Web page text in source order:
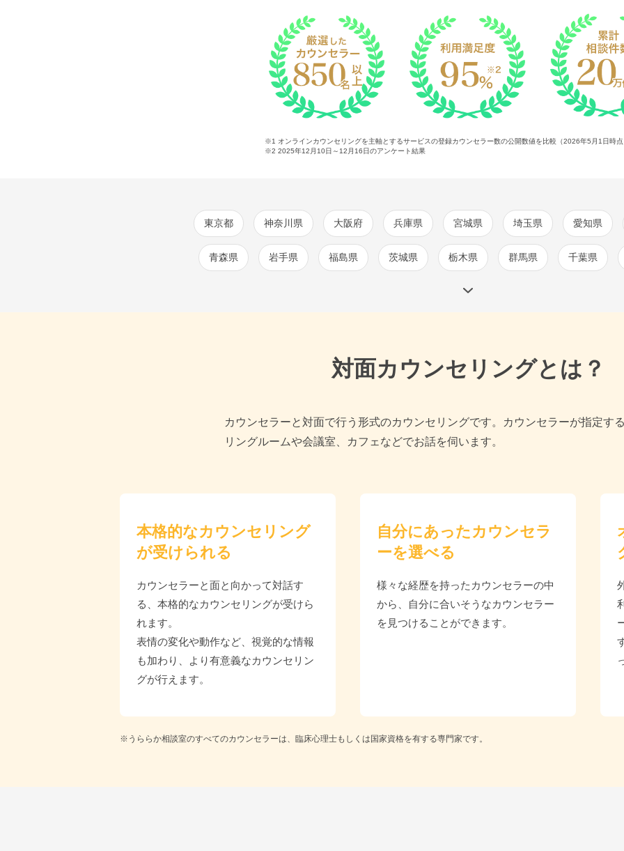
※1 オンラインカウンセリングを主軸とするサービスの登録カウンセラー数の公開数値を比較（2026年5月1日時
※2 2025年12月10日～12月16日のアンケート結果
東京都 神奈川県 大阪府 兵庫県 宮城県 埼玉県 愛知県
青森県 岩手県 福島県 茨城県 栃木県 群馬県 千葉県
対面カウンセリングとは？
カウンセラーと対面で行う形式のカウンセリングです。カウンセラーが指定す
リングルームや会議室、カフェなどでお話を伺います。
本格的なカウンセリング
が受けられる
カウンセラーと面と向かって対話す
る、本格的なカウンセリングが受けら
れます。
表情の変化や動作など、視覚的な情報
も加わり、より有意義なカウンセリン
グが行えます。
自分にあったカウンセラ
ーを選べる
様々な経歴を持ったカウンセラーの中
から、自分に合いそうなカウンセラー
を見つけることができます。
※うららか相談室のすべてのカウンセラーは、臨床心理士もしくは国家資格を有する専門家です。